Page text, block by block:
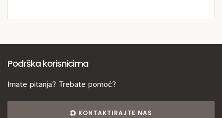
Podrška korisnicima
Imate pitanja? Trebate pomoć?
KONTAKTIRAJTE NAS